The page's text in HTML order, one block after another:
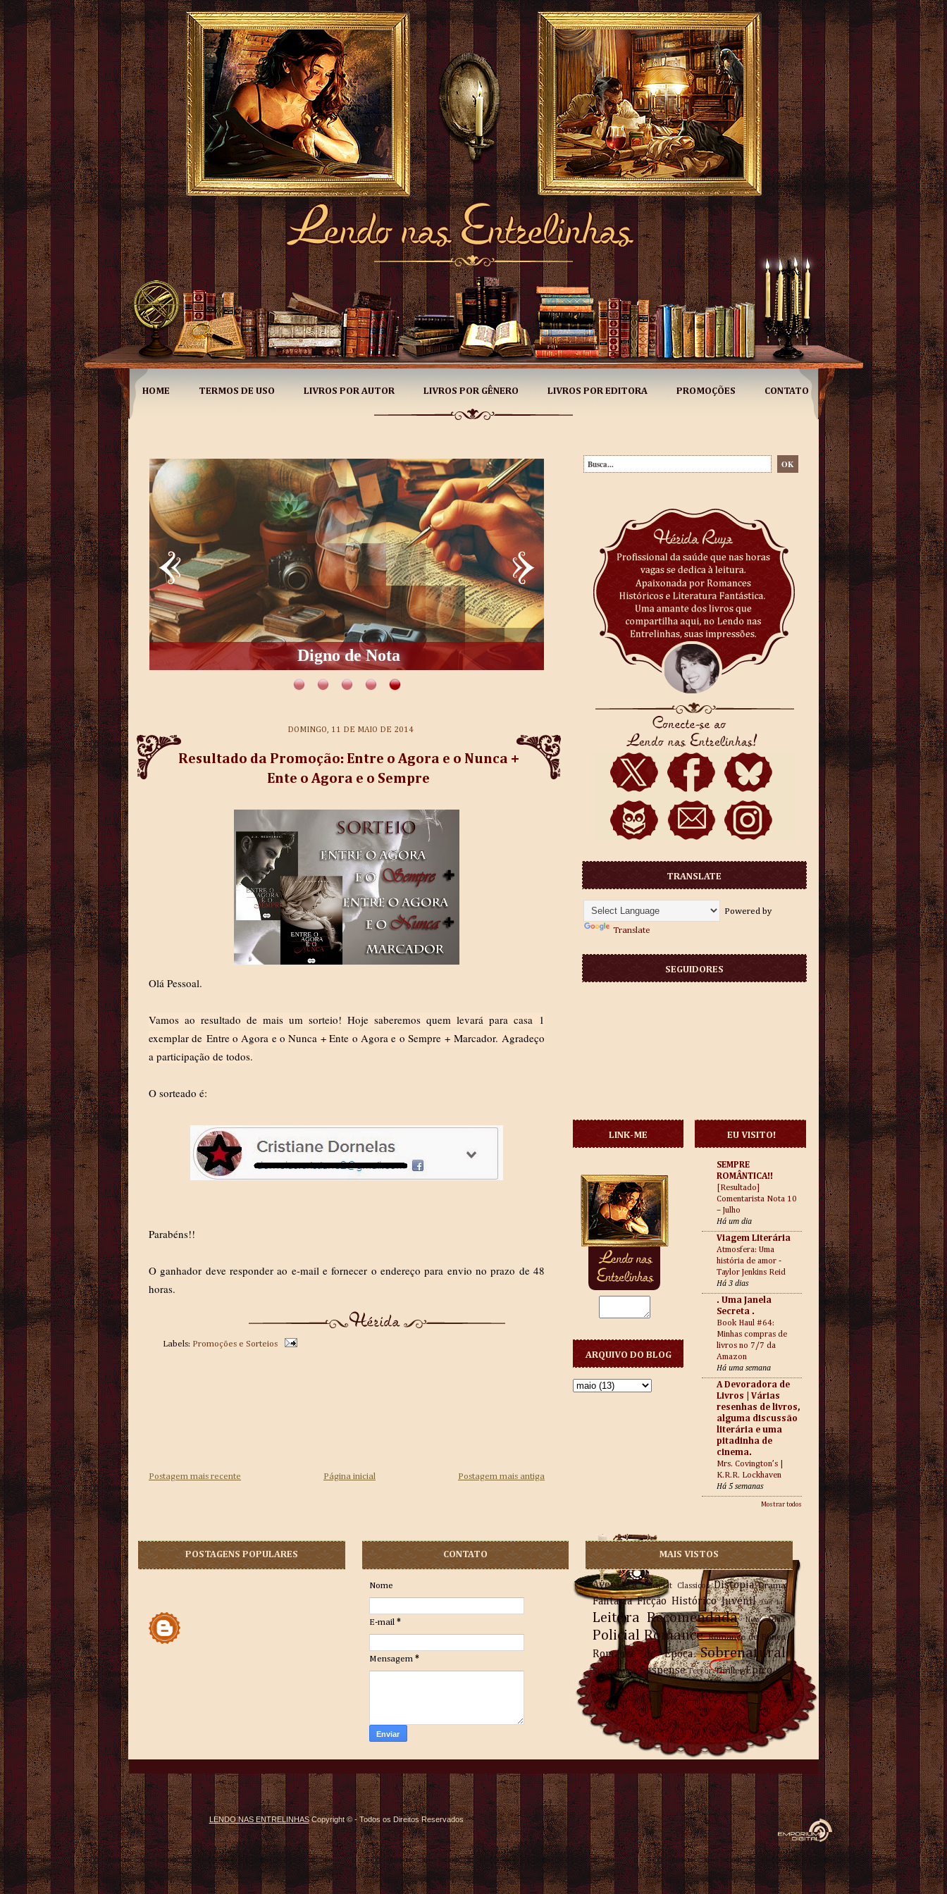
HOME TERMOS DE USO LIVROS POR AUTOR LIVROS POR GÊNERO LIVROS POR EDITORA PROMOÇÕES CONTATO
Digno de Nota
DOMINGO, 11 DE MAIO DE 2014
Resultado da Promoção: Entre o Agora e o Nunca +
Ente o Agora e o Sempre
Olá Pessoal.
Vamos ao resultado de mais um sorteio! Hoje saberemos quem levará para casa 1
exemplar de Entre o Agora e o Nunca + Ente o Agora e o Sempre + Marcador.Agradeço
a participação de todos.
O sorteado é:
Parabéns!!
O ganhador deve responder ao e-mail e fornecer o endereço para envio no prazo de 48
horas.
Labels: Promoções e Sorteios
Postagem mais recente Postagem mais antiga
Página inicial
TRANSLATE
Powered by
Translate
SEGUIDORES
LINK-ME
ARQUIVO DO BLOG
EU VISITO!
SEMPRE
ROMÂNTICA!!
[Resultado]
Comentarista Nota 10
– Julho
Há um dia
Viagem Literária
Atmosfera: Uma
história de amor -
Taylor Jenkins Reid
Há 3 dias
. Uma Janela
Secreta .
Book Haul #64:
Minhas compras de
livros no 7/7 da
Amazon
Há uma semana
A Devoradora de
Livros | Várias
resenhas de livros,
alguma discussão
literária e uma
pitadinha de
cinema.
Mrs. Covington’s |
K.R.R. Lockhaven
Há 5 semanas
Mostrar todos
POSTAGENS POPULARES CONTATO
Nome
E-mail *
Mensagem *
MAIS VISTOS
Aventura Chick-Lit Classicos Distopia Drama
Fantasia Ficção Histórico Juvenil Lad Lit
Leitura Recomendada New Adult
Policial Romance Romance de Banca
Romance de Época Sobrenatural
Steampunk Suspense Terror Thriller Épico
LENDO NAS ENTRELINHASCopyright © - Todos os Direitos Reservados